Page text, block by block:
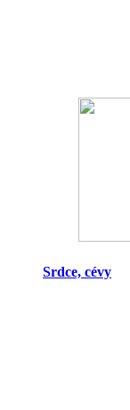
Srdce, cévy